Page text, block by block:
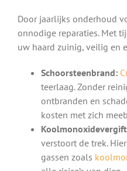
Door jaarlijks onderhoud
onnodige reparaties. Met
uw haard zuinig, veilig en
Schoorsteenbrand:
teerlaag. Zonder
ontbranden en
kosten met zich
verstoort de trek.
gassen zoals